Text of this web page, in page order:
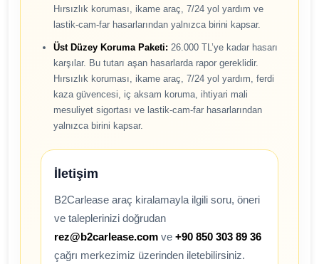
Hırsızlık koruması, ikame araç, 7/24 yol yardım ve
lastik-cam-far hasarlarından yalnızca birini kapsar.
Üst Düzey Koruma Paketi: 26.000 TL’ye kadar hasarı
karşılar. Bu tutarı aşan hasarlarda rapor gereklidir.
Hırsızlık koruması, ikame araç, 7/24 yol yardım, ferdi
kaza güvencesi, iç aksam koruma, ihtiyari mali
mesuliyet sigortası ve lastik-cam-far hasarlarından
yalnızca birini kapsar.
İletişim
B2Carlease araç kiralamayla ilgili soru, öneri
ve taleplerinizi doğrudan
rez@b2carlease.com ve +90 850 303 89 36
çağrı merkezimiz üzerinden iletebilirsiniz.